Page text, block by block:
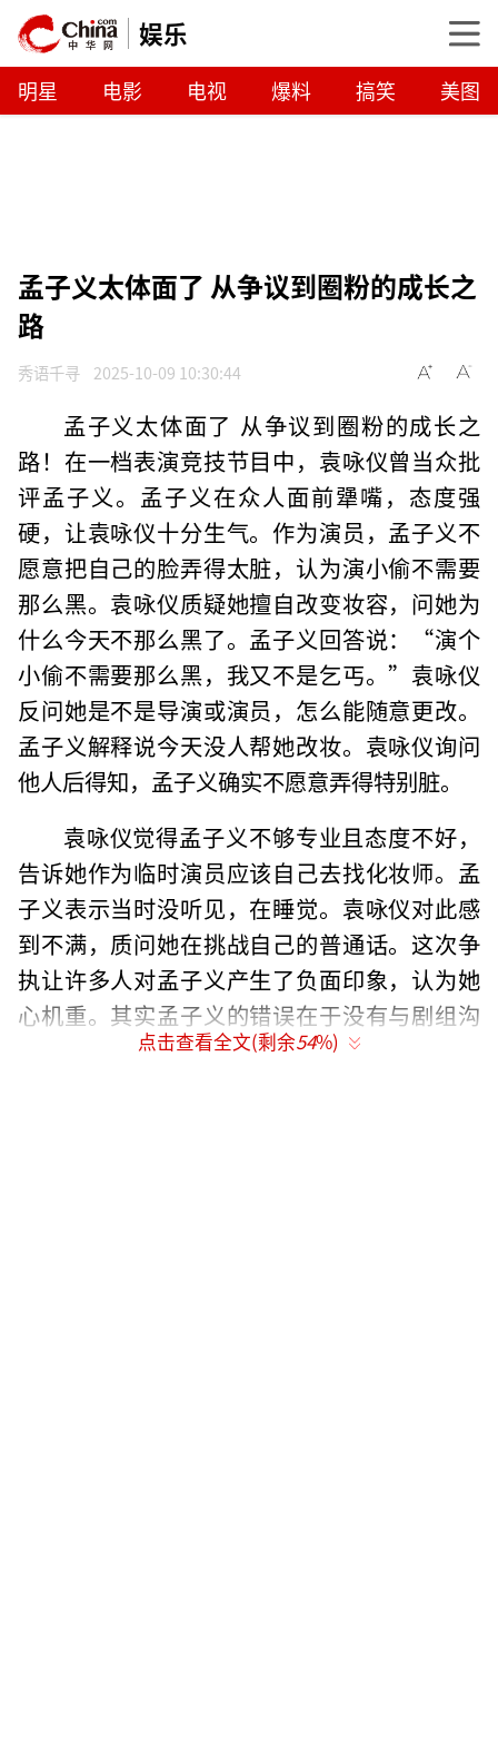
娱乐
明星 电影 电视 爆料 搞笑 美图
孟子义太体面了 从争议到圈粉的成长之
路
秀语千寻 2025-10-09 10:30:44
孟子义太体面了 从争议到圈粉的成长之
路！在一档表演竞技节目中，袁咏仪曾当众批
评孟子义。孟子义在众人面前犟嘴，态度强
硬，让袁咏仪十分生气。作为演员，孟子义不
愿意把自己的脸弄得太脏，认为演小偷不需要
那么黑。袁咏仪质疑她擅自改变妆容，问她为
什么今天不那么黑了。孟子义回答说：“演个
小偷不需要那么黑，我又不是乞丐。”袁咏仪
反问她是不是导演或演员，怎么能随意更改。
孟子义解释说今天没人帮她改妆。袁咏仪询问
他人后得知，孟子义确实不愿意弄得特别脏。
袁咏仪觉得孟子义不够专业且态度不好，
告诉她作为临时演员应该自己去找化妆师。孟
子义表示当时没听见，在睡觉。袁咏仪对此感
到不满，质问她在挑战自己的普通话。这次争
执让许多人对孟子义产生了负面印象，认为她
心机重。其实孟子义的错误在于没有与剧组沟
通就自行改变了形象，显得偶像包袱过重。
点击查看全文(剩余54%)